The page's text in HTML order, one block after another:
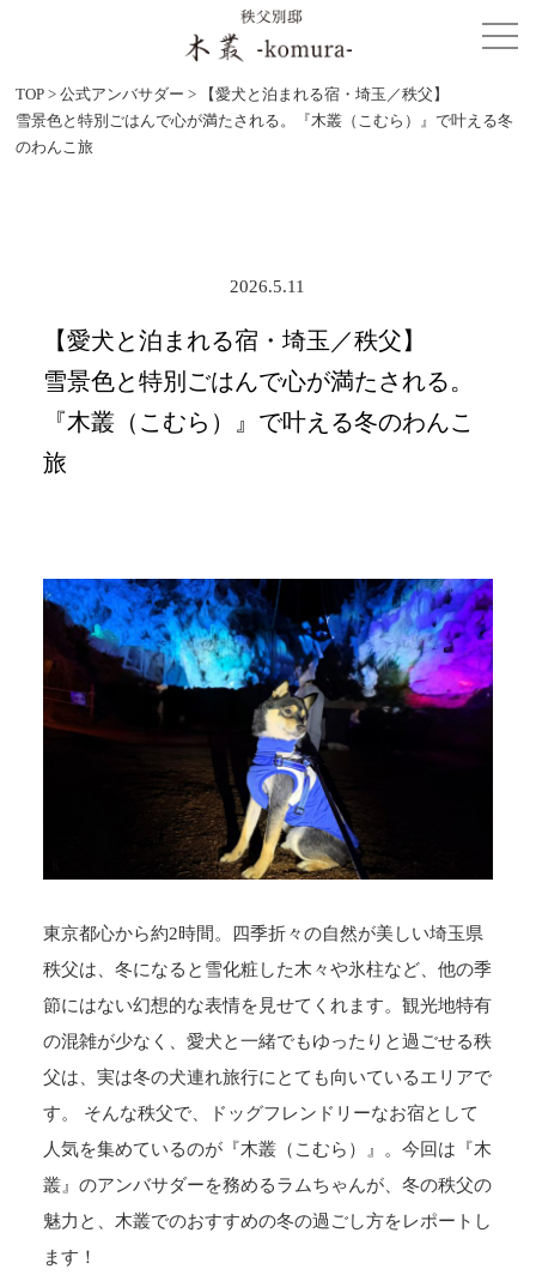
TOP >公式アンバサダー >
【愛犬と泊まれる宿・埼玉／秩父】
雪景色と特別ごはんで心が満たされる。『木叢（こむら）』で叶える冬
のわんこ旅
2026.5.11
【愛犬と泊まれる宿・埼玉／秩父】
雪景色と特別ごはんで心が満たされる。
『木叢（こむら）』で叶える冬のわんこ
旅
東京都心から約2時間。四季折々の自然が美しい埼玉県
秩父は、冬になると雪化粧した木々や氷柱など、他の季
節にはない幻想的な表情を見せてくれます。観光地特有
の混雑が少なく、愛犬と一緒でもゆったりと過ごせる秩
父は、実は冬の犬連れ旅行にとても向いているエリアで
す。 そんな秩父で、ドッグフレンドリーなお宿として
人気を集めているのが『木叢（こむら）』。今回は『木
叢』のアンバサダーを務めるラムちゃんが、冬の秩父の
魅力と、木叢でのおすすめの冬の過ごし方をレポートし
ます！